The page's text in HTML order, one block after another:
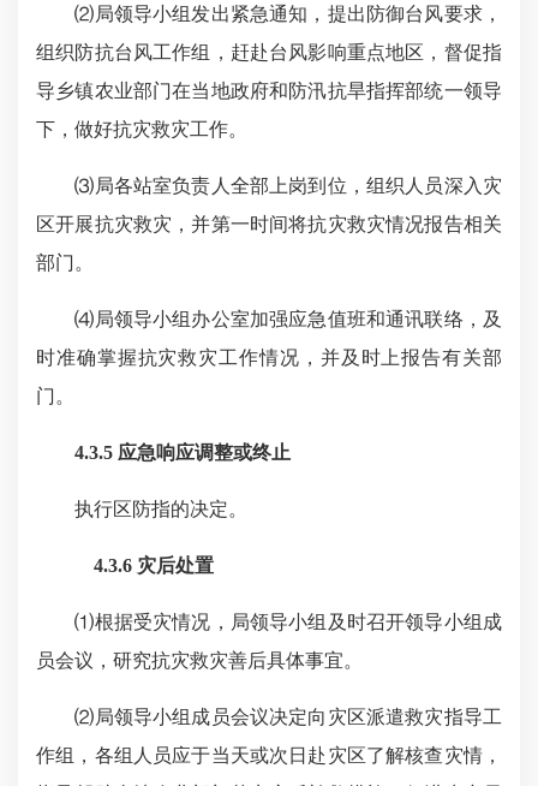
⑵局领导小组发出紧急通知，提出防御台风要求，
组织防抗台风工作组，赶赴台风影响重点地区，督促指
导乡镇农业部门在当地政府和防汛抗旱指挥部统一领导
下，做好抗灾救灾工作。
⑶局各站室负责人全部上岗到位，组织人员深入灾
区开展抗灾救灾，并第一时间将抗灾救灾情况报告相关
部门。
⑷局领导小组办公室加强应急值班和通讯联络，及
时准确掌握抗灾救灾工作情况，并及时上报告有关部
门。
4.3.5 应急响应调整或终止
执行区防指的决定。
4.3.6 灾后处置
⑴根据受灾情况，局领导小组及时召开领导小组成
员会议，研究抗灾救灾善后具体事宜。
⑵局领导小组成员会议决定向灾区派遣救灾指导工
作组，各组人员应于当天或次日赴灾区了解核查灾情，